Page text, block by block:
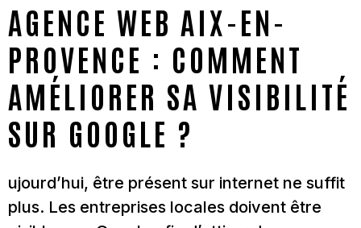
AGENCE WEB AIX-EN-
PROVENCE : COMMENT
AMÉLIORER SA VISIBILITÉ
SUR GOOGLE ?
ujourd’hui, être présent sur internet ne suffit
plus. Les entreprises locales doivent être